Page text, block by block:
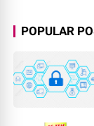
POPULAR